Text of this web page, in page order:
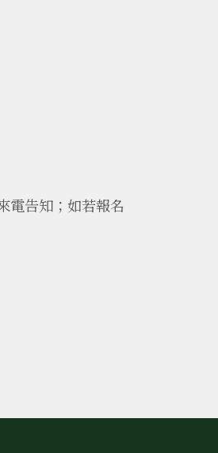
電告知；如若報名